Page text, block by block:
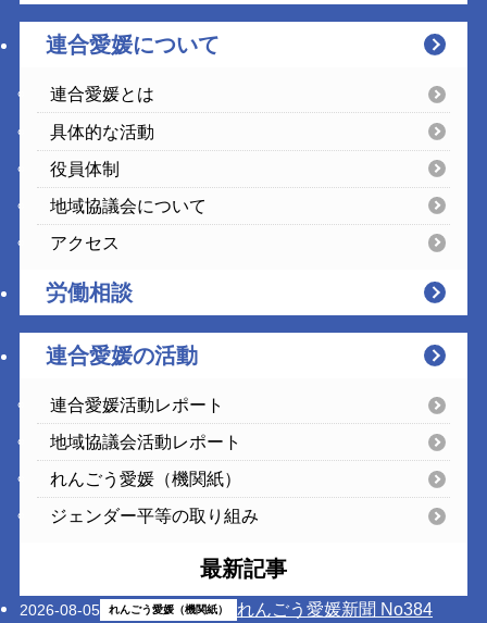
連合愛媛について
連合愛媛とは
具体的な活動
役員体制
地域協議会について
アクセス
労働相談
連合愛媛の活動
連合愛媛活動レポート
地域協議会活動レポート
れんごう愛媛（機関紙）
ジェンダー平等の取り組み
最新記事
2026-08-05 れんごう愛媛（機関紙） れんごう愛媛新聞 No384